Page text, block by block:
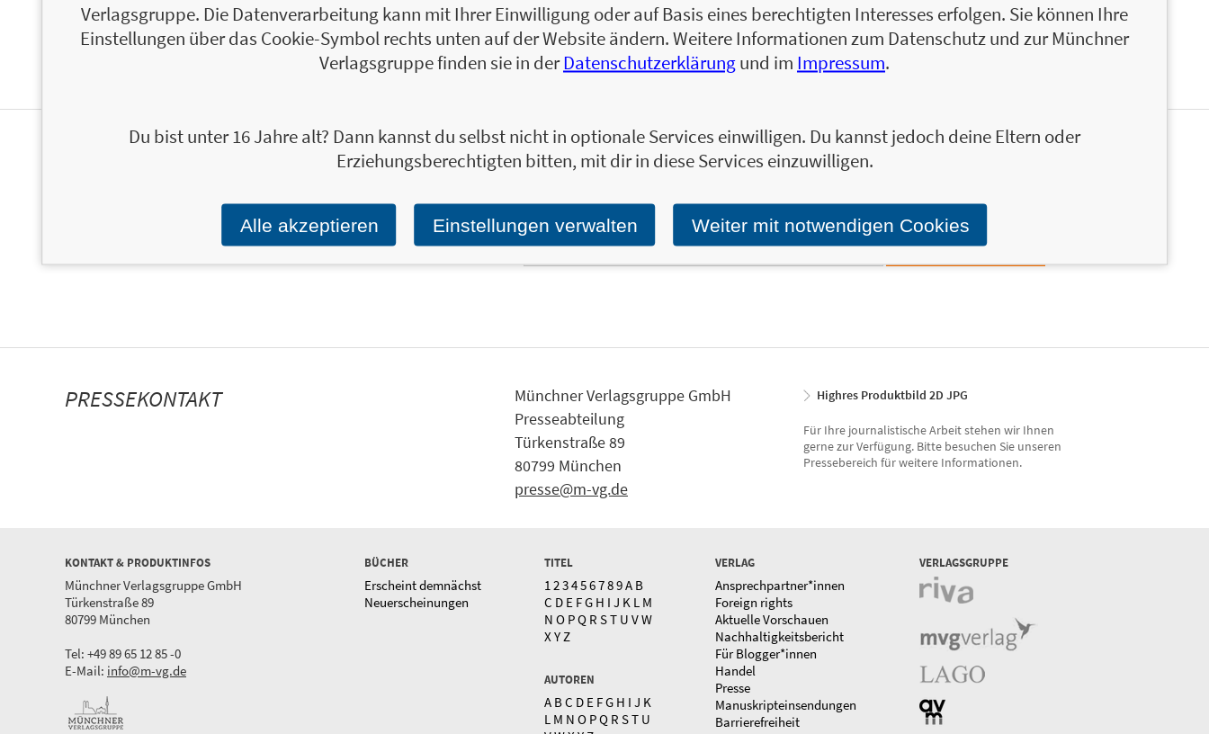
und fördern so soziale Fähigkeiten, Fantasie und Motorik. Mit Conni im Schulranzen oder in
der Jackentasche gibt es keine Langeweile mehr!
Ja, ich will über interessante Neuerscheinungen und ähnliche Produkte informiert werden.
Wir halten Sie per E-Mail auf dem aktuellen Stand über das Programm der Münchner Verlagsgruppe.
E-Mail-Adresse:
PRESSEKONTAKT
Münchner Verlagsgruppe GmbH
Presseabteilung
Türkenstraße 89
80799 München
presse@m-vg.de
Highres Produktbild 2D JPG
Für Ihre journalistische Arbeit stehen wir Ihnen
gerne zur Verfügung. Bitte besuchen Sie unseren
Pressebereich für weitere Informationen.
KONTAKT & PRODUKTINFOS
Münchner Verlagsgruppe GmbH
Türkenstraße 89
80799 München
Tel: +49 89 65 12 85 -0
E-Mail: info@m-vg.de
BÜCHER
Erscheint demnächst
Neuerscheinungen
TITEL
1 23456789A B
C D E FG H I J K L M
N O PQ R ST U VW
X Y Z
AUTOREN
A BC D E FG H I J K
L M N O PQ R ST U
VERLAG
Ansprechpartner*innen
Foreign rights
Aktuelle Vorschauen
Nachhaltigkeitsbericht
Für Blogger*innen
Handel
Presse
Manuskripteinsendungen
Barrierefreiheit
VERLAGSGRUPPE
Verlagsgruppe. Die Datenverarbeitung kann mit Ihrer Einwilligung oder auf Basis eines berechtigten Interesses erfolgen. Sie können Ihre
Einstellungen über das Cookie-Symbol rechts unten auf der Website ändern. Weitere Informationen zum Datenschutz und zur Münchner
Verlagsgruppe finden sie in derDatenschutzerklärungund im Impressum.
Du bist unter 16 Jahre alt? Dann kannst du selbst nicht in optionale Services einwilligen. Du kannst jedoch deine Eltern oder
Erziehungsberechtigten bitten, mit dir in diese Services einzuwilligen.
Alle akzeptieren Einstellungen verwalten Weiter mit notwendigen Cookies